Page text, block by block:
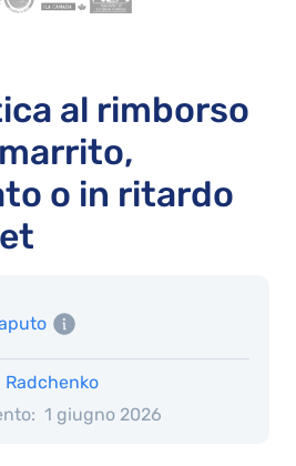
al rimborso
o in ritardo
1 giugno 2026